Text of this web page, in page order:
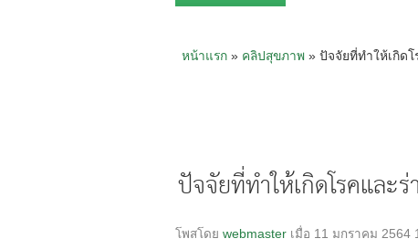
หน้าแรก» คลิปสุขภาพ» ปัจจัยที่ทำให้เกิด
ปัจจัยที่ทำให้เกิดโรคและ
โพสโดย webmaster เมื่อ 11 มกราคม 2564